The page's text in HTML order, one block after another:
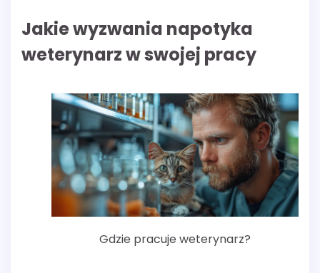
Jakie wyzwania napotyka
weterynarz w swojej pracy
Gdzie pracuje weterynarz?